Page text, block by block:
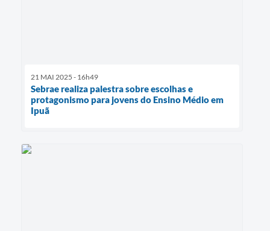
21 MAI 2025 - 16h49
Sebrae realiza palestra sobre escolhas e
protagonismo para jovens do Ensino Médio em
Ipuã